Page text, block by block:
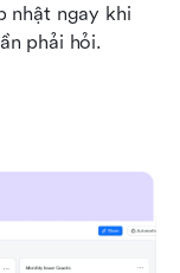
nhật ngay khi
phải hỏi.